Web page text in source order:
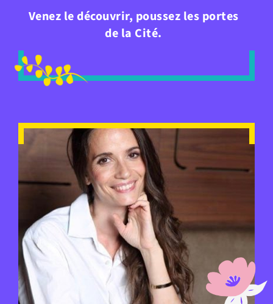
Venez le découvrir, poussez les portes
de la Cité.